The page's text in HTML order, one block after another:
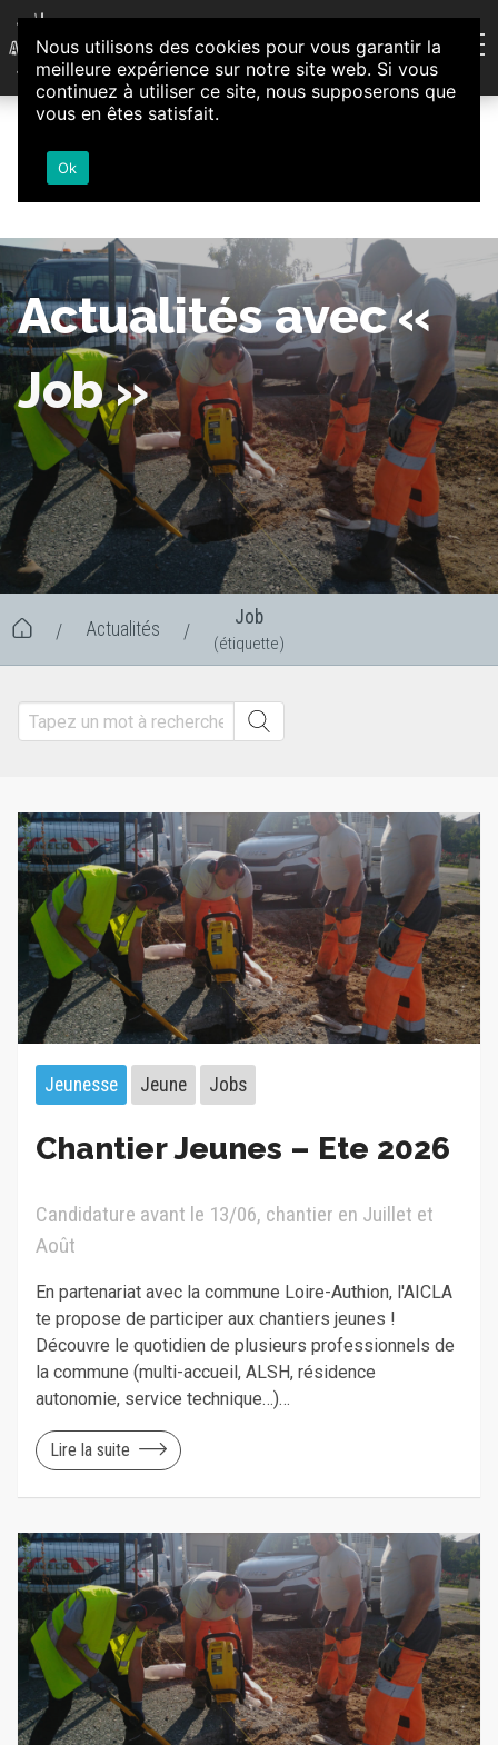
Aller au contenu
Association d'Animation et d'Initiatives Citoyennes
Loire-Authion
Actualités avec «
Job »
/ Actualités /
Job
(étiquette)
Jeunesse Jeune Jobs
Chantier Jeunes – Ete 2026
Candidature avant le 13/06, chantier en Juillet et
Août
En partenariat avec la commune Loire-Authion, l'AICLA
te propose de participer aux chantiers jeunes !
Découvre le quotidien de plusieurs professionnels de
la commune (multi-accueil, ALSH, résidence
autonomie, service technique…)…
Lire la suite
Nous utilisons des cookies pour vous garantir la
meilleure expérience sur notre site web. Si vous
continuez à utiliser ce site, nous supposerons que
vous en êtes satisfait.
Ok